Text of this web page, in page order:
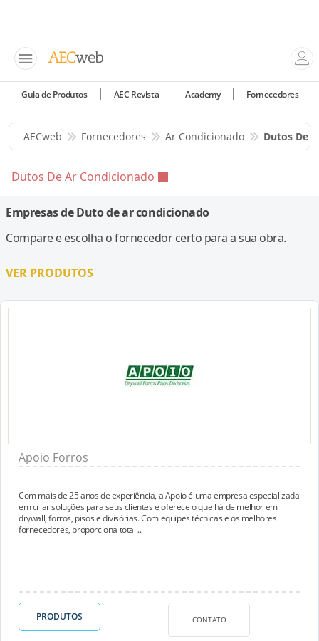
Guia de Produtos AEC Revista Academy Fornecedores
AECweb Fornecedores Ar Condicionado Dutos De
Dutos De Ar Condicionado
Empresas de Duto de ar condicionado
Compare e escolha o fornecedor certo para a sua obra.
VER PRODUTOS
Apoio Forros
Com mais de 25 anos de experiência, a Apoio é uma empresa especializada
em criar soluções para seus clientes e oferece o que há de melhor em
drywall, forros, pisos e divisórias. Com equipes técnicas e os melhores
fornecedores, proporciona total...
PRODUTOS CONTATO